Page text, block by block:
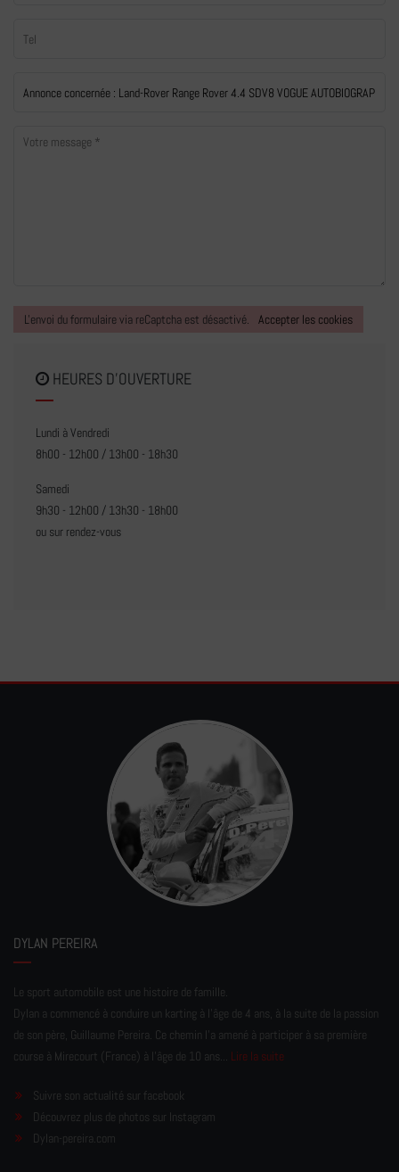
L'envoi du formulaire via reCaptcha est désactivé. Accepter les cookies
HEURES D'OUVERTURE
Lundi à Vendredi
8h00 - 12h00 / 13h00 - 18h30
Samedi
9h30 - 12h00 / 13h30 - 18h00
ou sur rendez-vous
DYLAN PEREIRA
Le sport automobile est une histoire de famille.
Dylan a commencé à conduire un karting à l’âge de 4 ans, à la suite de la passion
de son père, Guillaume Pereira. Ce chemin l'a amené à participer à sa première
course à Mirecourt (France) à l'âge de 10 ans... Lire la suite
Suivre son actualité sur facebook
Découvrez plus de photos sur Instagram
Dylan-pereira.com